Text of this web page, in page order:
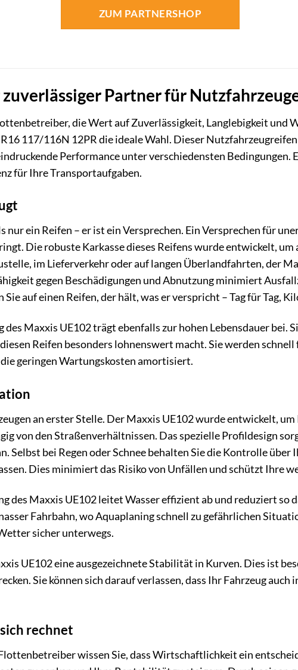
ZUM PARTNERSHOP
Partner für
die Wert auf Zuverlässigkeit, Langlebigkeit und
117/116N 12PR die ideale Wahl. Dieser
Performance unter verschiedensten Bedingungen.
für Ihre Transportaufgaben.
nur ein Reifen – er ist ein Versprechen. Ein Versprechen für
Die robuste Karkasse dieses Reifens wurde entwickelt,
im Lieferverkehr oder auf langen Überlandfahrten, der
gegen Beschädigungen und Abnutzung minimiert
Sie auf einen Reifen, der hält, was er verspricht – Tag für Tag,
Maxxis UE102 trägt ebenfalls zur hohen Lebensdauer bei.
Reifen besonders lohnenswert macht. Sie werden
geringen Wartungskosten amortisiert.
an erster Stelle. Der Maxxis UE102 wurde entwickelt,
von den Straßenverhältnissen. Das spezielle Profildesign
Selbst bei Regen oder Schnee behalten Sie die Kontrolle über
Dies minimiert das Risiko von Unfällen und schützt Ihre
des Maxxis UE102 leitet Wasser effizient ab und reduziert so
Fahrbahn, wo Aquaplaning schnell zu gefährlichen
sicher unterwegs.
UE102 eine ausgezeichnete Stabilität in Kurven. Dies ist
Sie können sich darauf verlassen, dass Ihr Fahrzeug
rechnet
wissen Sie, dass Wirtschaftlichkeit ein